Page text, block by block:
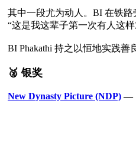
其中一段尤为动人。BI 在铁
“这是我这辈子第一次有人这
BI Phakathi 持之以恒地实践善
🥈 银奖
New Dynasty Picture (NDP) —